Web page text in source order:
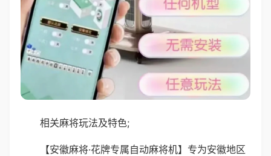
相关麻将玩法及特色;
【安徽麻将·花牌专属自动麻将机】专为安徽地区